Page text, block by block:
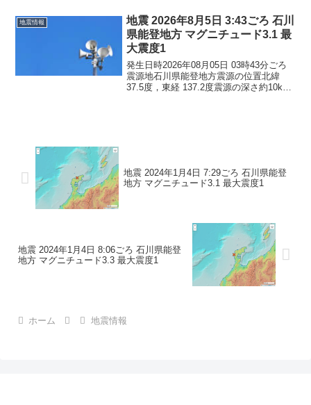
りません。震度2石川県珠洲市...
地震情報
地震 2026年8月5日 3:43ごろ 石川
県能登地方 マグニチュード3.1 最
大震度1
発生日時2026年08月05日 03時43分ごろ
震源地石川県能登地方震源の位置北緯
37.5度，東経 137.2度震源の深さ約10km
地震 2024年1月4日 7:29ごろ 石川県能登
地方 マグニチュード3.1 最大震度1
地震 2024年1月4日 8:06ごろ 石川県能登
地方 マグニチュード3.3 最大震度1
ホーム 地震情報